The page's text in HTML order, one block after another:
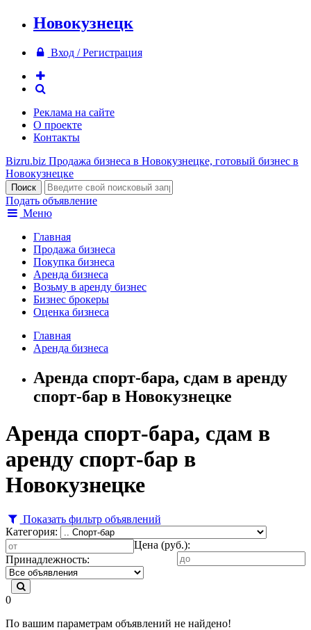
Новокузнецк
Вход / Регистрация
Реклама на сайте
О проекте
Контакты
Bizru.biz Продажа бизнеса в Новокузнецке, готовый бизнес в
Новокузнецке
Подать объявление
Меню
Главная
Продажа бизнеса
Покупка бизнеса
Аренда бизнеса
Возьму в аренду бизнес
Бизнес брокеры
Оценка бизнеса
Главная
Аренда бизнеса
Аренда спорт-бара, сдам в аренду
спорт-бар в Новокузнецке
Аренда спорт-бара, сдам в
аренду спорт-бар в
Новокузнецке
Показать фильтр объявлений
Категория:
Цена (руб.):
Принадлежность:
0
По вашим параметрам объявлений не найдено!